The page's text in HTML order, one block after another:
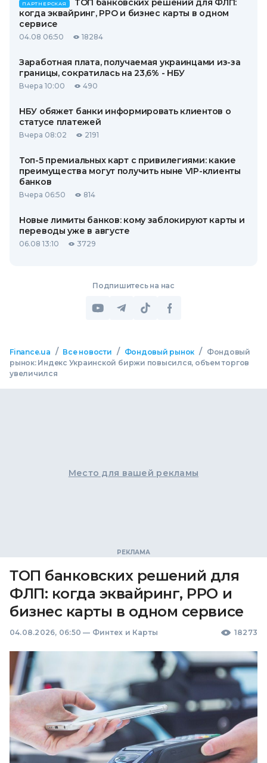
ПАРТНЕРСКАЯ
ТОП банковских решений для ФЛП:
когда эквайринг, РРО и бизнес карты в одном
сервисе
04.08 06:50 18284
Заработная плата, получаемая украинцами из-за
границы, сократилась на 23,6% - НБУ
Вчера 10:00 490
НБУ обяжет банки информировать клиентов о
статусе платежей
Вчера 08:02 2191
Топ-5 премиальных карт с привилегиями: какие
преимущества могут получить ныне VIP-клиенты
банков
Вчера 06:50 814
Новые лимиты банков: кому заблокируют карты и
переводы уже в августе
06.08 13:10 3729
Подпишитесь на нас
Finance.ua / Все новости / Фондовый рынок /
Фондовый
рынок: Индекс Украинской биржи повысился, объем торгов
увеличился
Место для вашей рекламы
ТОП банковских решений для
ФЛП: когда эквайринг, РРО и
бизнес карты в одном сервисе
04.08.2026, 06:50 — Финтех и Карты 18273